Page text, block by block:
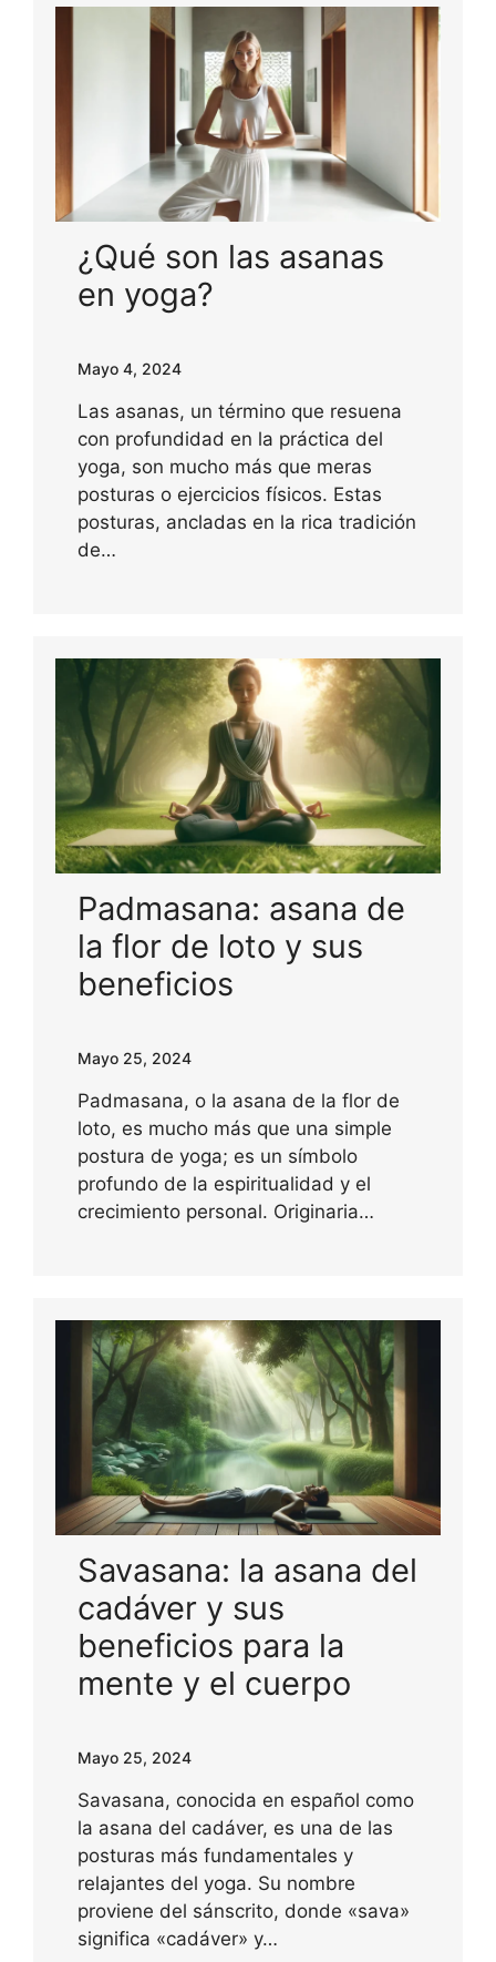
¿Qué son las asanas
en yoga?
Mayo 4, 2024
Las asanas, un término que resuena
con profundidad en la práctica del
yoga, son mucho más que meras
posturas o ejercicios físicos. Estas
posturas, ancladas en la rica tradición
de…
Padmasana: asana de
la flor de loto y sus
beneficios
Mayo 25, 2024
Padmasana, o la asana de la flor de
loto, es mucho más que una simple
postura de yoga; es un símbolo
profundo de la espiritualidad y el
crecimiento personal. Originaria…
Savasana: la asana del
cadáver y sus
beneficios para la
mente y el cuerpo
Mayo 25, 2024
Savasana, conocida en español como
la asana del cadáver, es una de las
posturas más fundamentales y
relajantes del yoga. Su nombre
proviene del sánscrito, donde «sava»
significa «cadáver» y…